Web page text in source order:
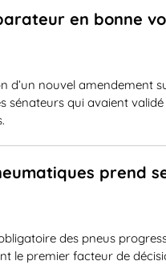
en bonne
d’un nouvel amendement
sénateurs qui avaient
prend
des pneus
le premier facteur de